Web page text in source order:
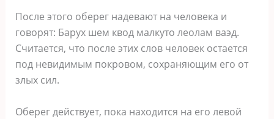
После этого оберег надевают на человека и
говорят: Барух шем квод малкуто леолам ваэд.
Считается, что после этих слов человек остается
под невидимым покровом, сохраняющим его от
злых сил.
Оберег действует, пока находится на его левой